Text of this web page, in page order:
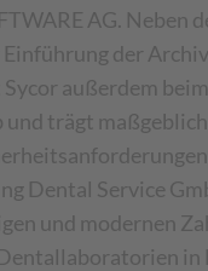
AG. Neben
Einführung der
außerdem
trägt
Dental Service
und modernen
in